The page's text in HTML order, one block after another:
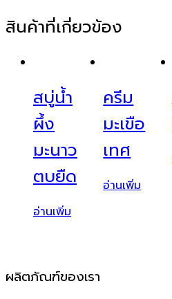
สินค้าที่เกี่ยวข้อง
สบู่น้ำ
ผึ้ง
มะนาว
ตบยืด
อ่านเพิ่ม
ครีม
มะเขือ
เทศ
อ่านเพิ่ม
ผลิตภัณฑ์ของเรา